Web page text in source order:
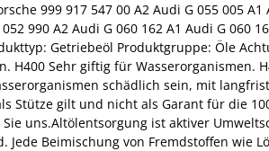
999 917 547 00 A2 Audi G 055 005
990 A2 Audi G 060 162 A1 Audi G 060
Getriebeöl Produktgruppe: Öle
H400 Sehr giftig für
schädlich sein, mit
gilt und nicht als Garant für die
uns.Altölentsorgung ist aktiver
Beimischung von Fremdstoffen wie